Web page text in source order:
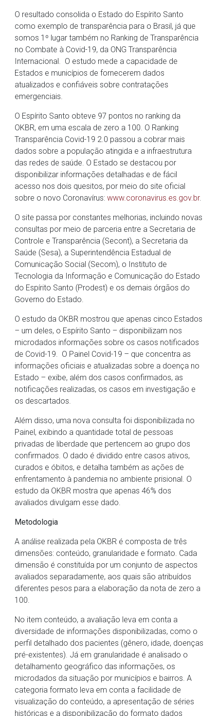
O resultado consolida o Estado do Espírito Santo
como exemplo de transparência para o Brasil, já que
somos 1º lugar também no Ranking de Transparência
no Combate à Covid-19, da ONG Transparência
Internacional. O estudo mede a capacidade de
Estados e municípios de fornecerem dados
atualizados e confiáveis sobre contratações
emergenciais.
O Espírito Santo obteve 97 pontos no ranking da
OKBR, em uma escala de zero a 100. O Ranking
Transparência Covid-19 2.0 passou a cobrar mais
dados sobre a população atingida e a infraestrutura
das redes de saúde. O Estado se destacou por
disponibilizar informações detalhadas e de fácil
acesso nos dois quesitos, por meio do site oficial
sobre o novo Coronavírus: www.coronavirus.es.gov.br.
O site passa por constantes melhorias, incluindo novas
consultas por meio de parceria entre a Secretaria de
Controle e Transparência (Secont), a Secretaria da
Saúde (Sesa), a Superintendência Estadual de
Comunicação Social (Secom), o Instituto de
Tecnologia da Informação e Comunicação do Estado
do Espírito Santo (Prodest) e os demais órgãos do
Governo do Estado.
O estudo da OKBR mostrou que apenas cinco Estados
– um deles, o Espírito Santo – disponibilizam nos
microdados informações sobre os casos notificados
de Covid-19. O Painel Covid-19 – que concentra as
informações oficiais e atualizadas sobre a doença no
Estado – exibe, além dos casos confirmados, as
notificações realizadas, os casos em investigação e
os descartados.
Além disso, uma nova consulta foi disponibilizada no
Painel, exibindo a quantidade total de pessoas
privadas de liberdade que pertencem ao grupo dos
confirmados. O dado é dividido entre casos ativos,
curados e óbitos, e detalha também as ações de
enfrentamento à pandemia no ambiente prisional. O
estudo da OKBR mostra que apenas 46% dos
avaliados divulgam esse dado.
Metodologia
A análise realizada pela OKBR é composta de três
dimensões: conteúdo, granularidade e formato. Cada
dimensão é constituída por um conjunto de aspectos
avaliados separadamente, aos quais são atribuídos
diferentes pesos para a elaboração da nota de zero a
100.
No item conteúdo, a avaliação leva em conta a
diversidade de informações disponibilizadas, como o
perfil detalhado dos pacientes (gênero, idade, doenças
pré-existentes). Já em granularidade é analisado o
detalhamento geográfico das informações, os
microdados da situação por municípios e bairros. A
categoria formato leva em conta a facilidade de
visualização do conteúdo, a apresentação de séries
históricas e a disponibilização do formato dados